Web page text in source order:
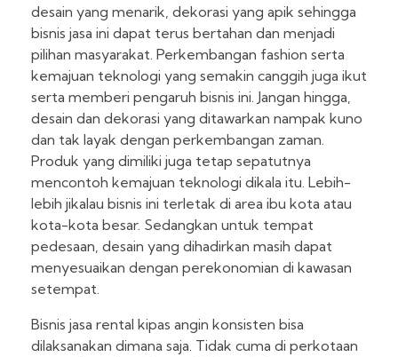
desain yang menarik, dekorasi yang apik sehingga
bisnis jasa ini dapat terus bertahan dan menjadi
pilihan masyarakat. Perkembangan fashion serta
kemajuan teknologi yang semakin canggih juga ikut
serta memberi pengaruh bisnis ini. Jangan hingga,
desain dan dekorasi yang ditawarkan nampak kuno
dan tak layak dengan perkembangan zaman.
Produk yang dimiliki juga tetap sepatutnya
mencontoh kemajuan teknologi dikala itu. Lebih-
lebih jikalau bisnis ini terletak di area ibu kota atau
kota-kota besar. Sedangkan untuk tempat
pedesaan, desain yang dihadirkan masih dapat
menyesuaikan dengan perekonomian di kawasan
setempat.
Bisnis jasa rental kipas angin konsisten bisa
dilaksanakan dimana saja. Tidak cuma di perkotaan